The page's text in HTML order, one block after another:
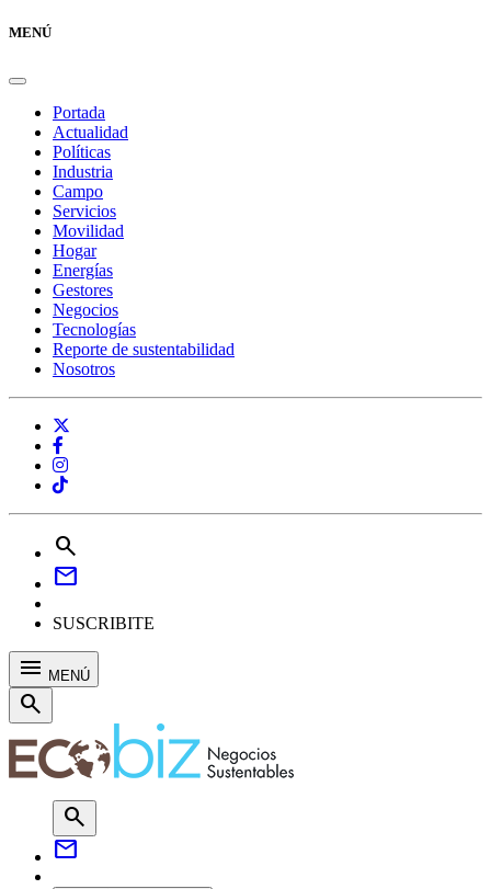
MENÚ
Portada
Actualidad
Políticas
Industria
Campo
Servicios
Movilidad
Hogar
Energías
Gestores
Negocios
Tecnologías
Reporte de sustentabilidad
Nosotros
search
mail
SUSCRIBITE
menu MENÚ
search
search
mail